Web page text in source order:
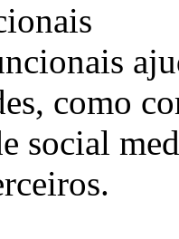
como
social